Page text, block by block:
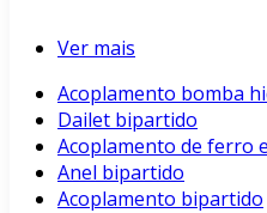
Ver mais
Acoplamento bomba
Dailet bipartido
Acoplamento de ferro
Anel bipartido
Acoplamento bipartido